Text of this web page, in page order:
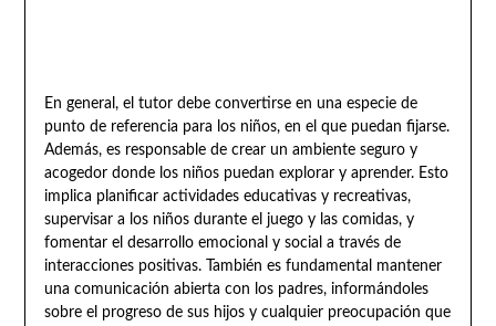
En general, el tutor debe convertirse en una especie de
punto de referencia para los niños, en el que puedan fijarse.
Además, es responsable de crear un ambiente seguro y
acogedor donde los niños puedan explorar y aprender. Esto
implica planificar actividades educativas y recreativas,
supervisar a los niños durante el juego y las comidas, y
fomentar el desarrollo emocional y social a través de
interacciones positivas. También es fundamental mantener
una comunicación abierta con los padres, informándoles
sobre el progreso de sus hijos y cualquier preocupación que